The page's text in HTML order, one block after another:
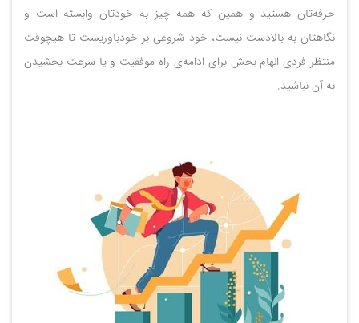
حرفه‌تان هستید و همین که همه چیز به خودتان وابسته است و
نگاهتان به بالادست نیست، خود شروعی بر خودباوریست تا هیچوقت
منتظر فردی الهام بخش برای ادامه‌ی راه موفقیت و یا سرعت بخشیدن
به آن نباشید.